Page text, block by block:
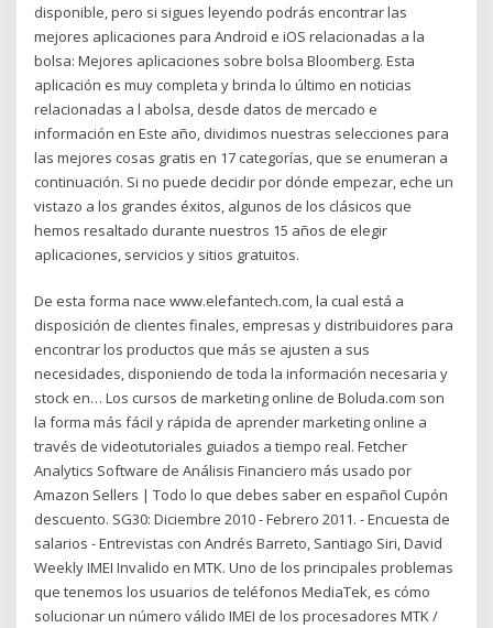
disponible, pero si sigues leyendo podrás encontrar las
mejores aplicaciones para Android e iOS relacionadas a la
bolsa: Mejores aplicaciones sobre bolsa Bloomberg. Esta
aplicación es muy completa y brinda lo último en noticias
relacionadas a l abolsa, desde datos de mercado e
información en Este año, dividimos nuestras selecciones para
las mejores cosas gratis en 17 categorías, que se enumeran a
continuación. Si no puede decidir por dónde empezar, eche un
vistazo a los grandes éxitos, algunos de los clásicos que
hemos resaltado durante nuestros 15 años de elegir
aplicaciones, servicios y sitios gratuitos.
De esta forma nace www.elefantech.com, la cual está a
disposición de clientes finales, empresas y distribuidores para
encontrar los productos que más se ajusten a sus
necesidades, disponiendo de toda la información necesaria y
stock en… Los cursos de marketing online de Boluda.com son
la forma más fácil y rápida de aprender marketing online a
través de videotutoriales guiados a tiempo real. Fetcher
Analytics Software de Análisis Financiero más usado por
Amazon Sellers | Todo lo que debes saber en español Cupón
descuento. SG30: Diciembre 2010 - Febrero 2011. - Encuesta de
salarios - Entrevistas con Andrés Barreto, Santiago Siri, David
Weekly IMEI Invalido en MTK. Uno de los principales problemas
que tenemos los usuarios de teléfonos MediaTek, es cómo
solucionar un número válido IMEI de los procesadores MTK /